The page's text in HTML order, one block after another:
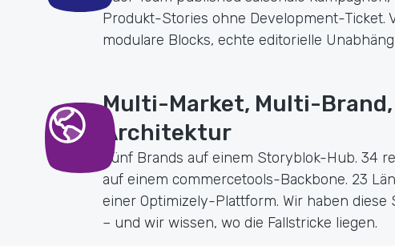
Produkt-Stories ohne Development-Ticket.
modulare Blocks, echte editorielle
Multi-Market, Multi-Brand,
Architektur
Fünf Brands auf einem Storyblok-Hub. 34
auf einem commercetools-Backbone. 23
einer Optimizely-Plattform. Wir haben
– und wir wissen, wo die Fallstricke liegen.